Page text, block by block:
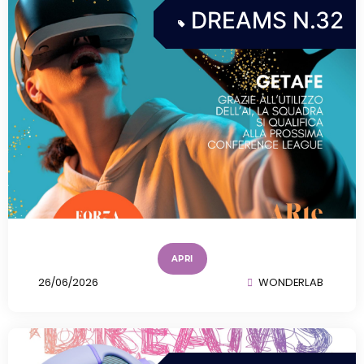
d=dreams_n.30&u=wonderlabsrl
Read More
Dreams n.29
https://e.issuu.com/embed.html?
d=dreams_n.29&u=wonderlabsrl
Read More
Dreams n.28
https://e.issuu.com/embed.html?
d=dreams_n.28&u=wonderlabsrl
Read More
Dreams n.27
https://e.issuu.com/embed.html?
d=dreams_n.27&u=wonderlabsrl
DREAMS N.32
APRI
26/06/2026 WONDERLAB